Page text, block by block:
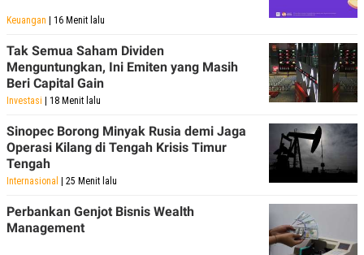
Keuangan | 16 Menit lalu
Tak Semua Saham Dividen
Menguntungkan, Ini Emiten yang Masih
Beri Capital Gain
Investasi | 18 Menit lalu
Sinopec Borong Minyak Rusia demi Jaga
Operasi Kilang di Tengah Krisis Timur
Tengah
Internasional | 25 Menit lalu
Perbankan Genjot Bisnis Wealth
Management